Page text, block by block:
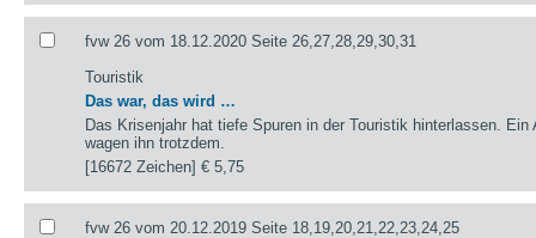
fvw 26 vom 18.12.2020 Seite 26,27,28,29,30,31
Touristik
Das war, das wird …
Das Krisenjahr hat tiefe Spuren in der Touristik hinterlassen.
wagen ihn trotzdem.
[16672 Zeichen]€ 5,75
fvw 26 vom 20.12.2019 Seite 18,19,20,21,22,23,24,25